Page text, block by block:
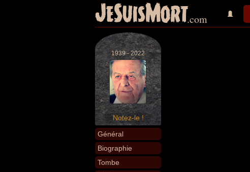
JeSuisMort.com
1939 - 2022
Notez-le !
Général
Biographie
Tombe